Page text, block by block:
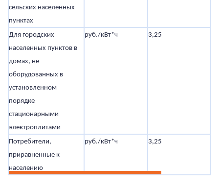
сельских населенных
пунктах
Для городских
населенных пунктов в
домах, не
оборудованных в
установленном
порядке
стационарными
электроплитами
руб./кВт*ч 3,25
Потребители,
приравненные к
населению
руб./кВт*ч 3,25